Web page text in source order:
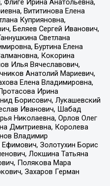
Ирина Анатольевна,
Вититинова Елена
Куприяновна,
Беляев Сергей Иванович,
Светлана
Буртина Елена
Кокорина
Илья Вячеславович,
Анатолий Мариевич,
Елена Владимировна,
Ирина
Борисович, Лукашевский
Иванович, Шабад
Николаевна, Орлов Олег
Дмитриевна, Королева
Владимир
Золотухин Борис
Локшина Татьяна
Полякова Мара
Захаров Герман